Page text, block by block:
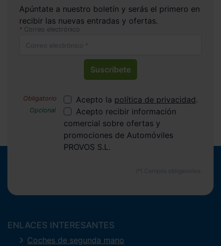
Apúntate a nuestro boletín y serás el primero en
recibir las nuevas entradas y ofertas.
Correo electrónico
Suscríbete
Acepto la política de privacidad.
Acepto recibir información
comercial sobre ofertas y
promociones de Automóviles
PROVOS S.L.
ENLACES INTERESANTES
Coches de segunda mano